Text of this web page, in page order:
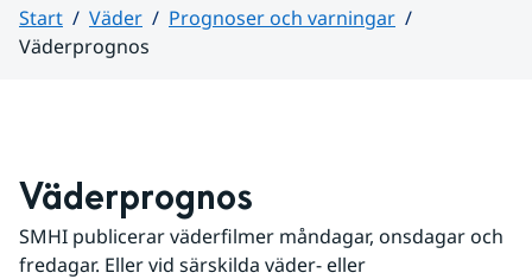
Start Väder
Prognoser och varningar
Väderprognos
Väderprognos
SMHI publicerar väderfilmer måndagar, onsdagar och
fredagar. Eller vid särskilda väder- eller